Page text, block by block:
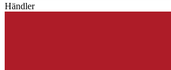
Händler